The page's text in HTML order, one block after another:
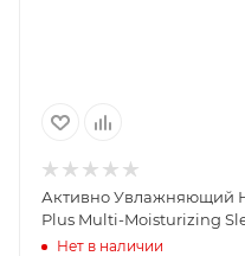
Активно Увлажняющий
Plus Multi-Moisturizing
Нет в наличии